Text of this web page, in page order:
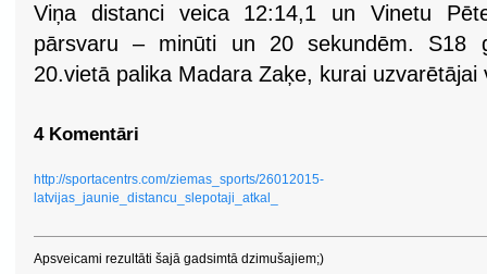
Viņa distanci veica 12:14,1 un Vinetu
pārsvaru – minūti un 20 sekundēm. S18
20.vietā palika Madara Zaķe, kurai uzvarētājai
4 Komentāri
http://sportacentrs.com/ziemas_sports/26012015-
latvijas_jaunie_distancu_slepotaji_atkal_
Apsveicami rezultāti šajā gadsimtā dzimušajiem;)